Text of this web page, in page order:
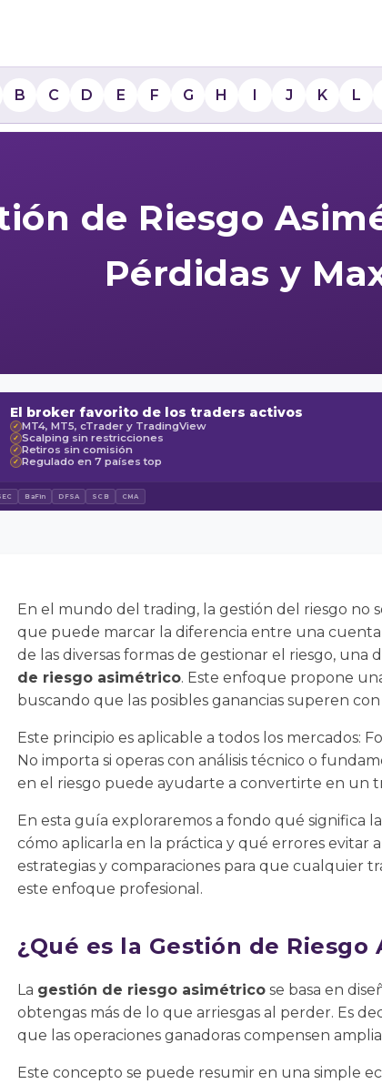
B C D E F G H I J K L
de Riesgo
Pérdidas y
El broker favorito de los traders activos
✓ MT4, MT5, cTrader y TradingView
✓ Scalping sin restricciones
✓ Retiros sin comisión
✓ Regulado en 7 países top
BaFin DFSA SCB CMA
En el mundo del trading, la gestión del riesgo no
que puede marcar la diferencia entre una
de las diversas formas de gestionar el riesgo, una
de riesgo asimétrico. Este enfoque propone
buscando que las posibles ganancias superen
Este principio es aplicable a todos los mercados:
No importa si operas con análisis técnico o
en el riesgo puede ayudarte a convertirte en un
En esta guía exploraremos a fondo qué significa
cómo aplicarla en la práctica y qué errores evitar
estrategias y comparaciones para que cualquier
este enfoque profesional.
¿Qué es la Gestión de Riesgo
La gestión de riesgo asimétrico se basa en
obtengas más de lo que arriesgas al perder. Es
que las operaciones ganadoras compensen
Este concepto se puede resumir en una simple